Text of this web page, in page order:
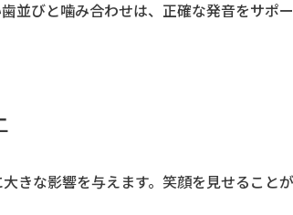
並びと噛み合わせは、正確な発音をサポ
きな影響を与えます。笑顔を見せること